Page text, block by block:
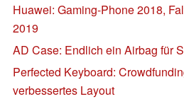
Huawei: Gaming-Phone 2018,
2019
AD Case: Endlich ein Airbag für
Perfected Keyboard:
verbessertes Layout